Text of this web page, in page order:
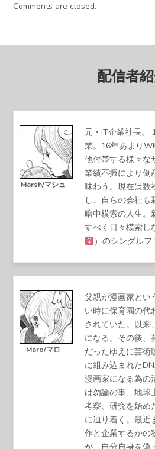
Comments are closed.
配信者
Marsh/マシュ
元・IT企業社長。
業。16年あまり
他付帯する様々な
業績不振により倒
味わう。現在は数
し、自らの会社
暗中模索の人生。
すべく日々模索し
）のシングルフ
Maro/マロ
父親が漫画家とい
い時に保育園の代
されていた。以来
になる。その後、
だったゆえに芸術
に組み込まれた
漫画家になる為の
は勿論の事、地球
考察、研究を始め
に辿り着く。最近
作と企業するかの